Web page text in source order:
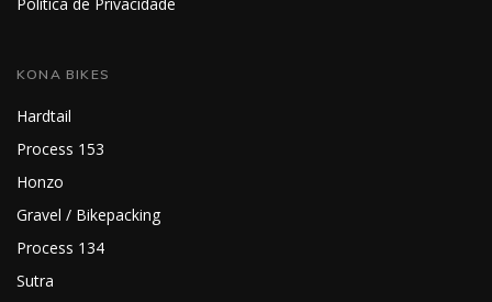
Política de Privacidade
KONA BIKES
Hardtail
Process 153
Honzo
Gravel / Bikepacking
Process 134
Sutra